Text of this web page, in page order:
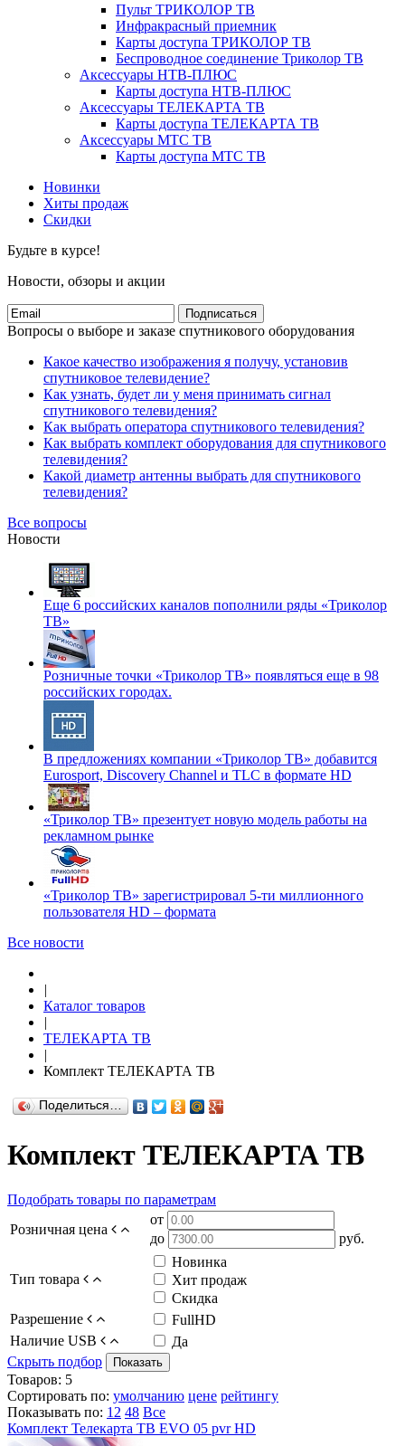
Пульт ТРИКОЛОР ТВ
Инфракрасный приемник
Карты доступа ТРИКОЛОР ТВ
Беспроводное соединение Триколор ТВ
Аксессуары НТВ-ПЛЮС
Карты доступа НТВ-ПЛЮС
Аксессуары ТЕЛЕКАРТА ТВ
Карты доступа ТЕЛЕКАРТА ТВ
Аксессуары МТС ТВ
Карты доступа МТС ТВ
Новинки
Хиты продаж
Скидки
Будьте в курсе!
Новости, обзоры и акции
Подписаться
Вопросы о выборе и заказе спутникового оборудования
Какое качество изображения я получу, установив
спутниковое телевидение?
Как узнать, будет ли у меня принимать сигнал
спутникового телевидения?
Как выбрать оператора спутникового телевидения?
Как выбрать комплект оборудования для спутникового
телевидения?
Какой диаметр антенны выбрать для спутникового
телевидения?
Все вопросы
Новости
Еще 6 российских каналов пополнили ряды «Триколор
ТВ»
Розничные точки «Триколор ТВ» появляться еще в 98
российских городах.
В предложениях компании «Триколор ТВ» добавится
Eurosport, Discovery Channel и TLC в формате HD
«Триколор ТВ» презентует новую модель работы на
рекламном рынке
«Триколор ТВ» зарегистрировал 5-ти миллионного
пользователя HD – формата
Все новости
|
Каталог товаров
|
ТЕЛЕКАРТА ТВ
|
Комплект ТЕЛЕКАРТА ТВ
Поделиться…
Комплект ТЕЛЕКАРТА ТВ
Подобрать товары по параметрам
Розничная цена
от
до
руб.
Тип товара
Новинка
Хит продаж
Скидка
Разрешение
FullHD
Наличие USB
Да
Скрыть подбор
Показать
Товаров: 5
Сортировать по: умолчанию цене рейтингу
Показывать по: 12 48 Все
Комплект Телекарта ТВ EVO 05 pvr HD